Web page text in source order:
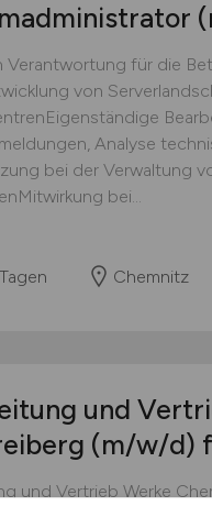
Verantwortung für die
von
Analyse
bei der Verwaltung
bei...
Chemnitz
und
(m/w/d)
und Vertrieb Werke